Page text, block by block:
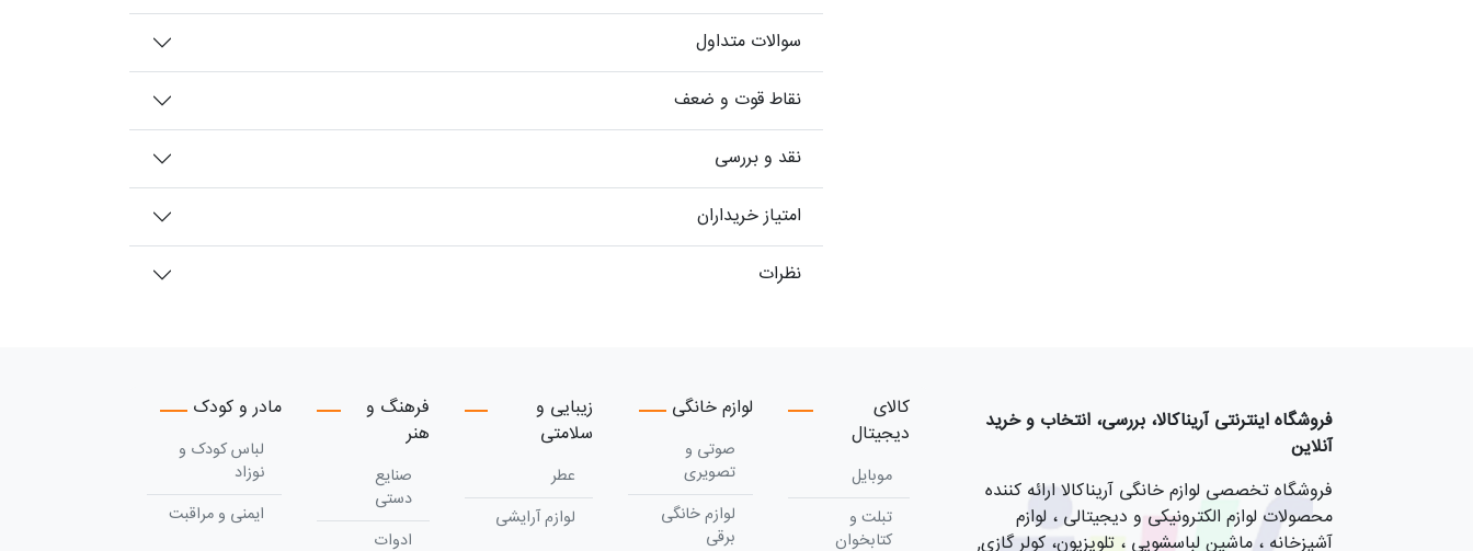
سوالات متداول
نقاط قوت و ضعف
نقد و بررسی
امتیاز خریداران
نظرات
فروشگاه اینترنتی آریناکالا، بررسی، انتخاب و خرید
آنلاین
فروشگاه تخصصی لوازم خانگی آریناکالا ارائه کننده
محصولات لوازم الکترونیکی و دیجیتالی ، لوازم
آشپزخانه ، ماشین لباسشویی ، تلویزیون، کولر گازی,
کالای
دیجیتال
موبایل
تبلت و
کتابخوان
لوازم خانگی
صوتی و
تصویری
لوازم خانگی
برقی
زیبایی و
سلامتی
عطر
لوازم آرایشی
فرهنگ و
هنر
صنایع
دستی
ادوات
مادر و کودک
لباس کودک و
نوزاد
ایمنی و مراقبت